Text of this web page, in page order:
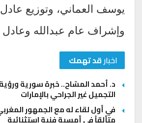
يوسف العماني، وتوزيع
وإشراف عام عبدالله وعادل
اخبارقد تهمك
د. أحمد المسّاح.. خبرة سورية
التجميل غير الجراحي بالإمارات
في أول لقاء له مع الجمهور
متألقاً في أمسية فنية استثنائية